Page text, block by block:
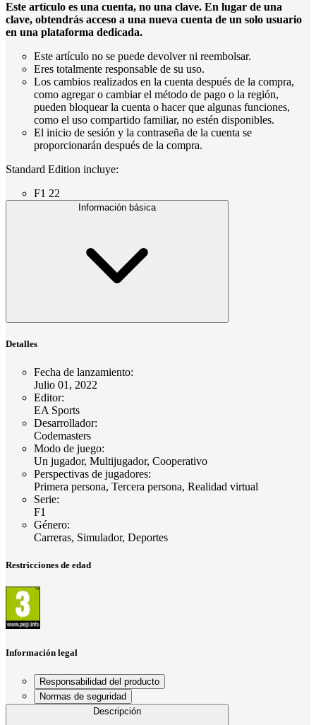
Este artículo es una cuenta, no una clave. En lugar de una
clave, obtendrás acceso a una nueva cuenta de un solo usuario
en una plataforma dedicada.
Este artículo no se puede devolver ni reembolsar.
Eres totalmente responsable de su uso.
Los cambios realizados en la cuenta después de la compra,
como agregar o cambiar el método de pago o la región,
pueden bloquear la cuenta o hacer que algunas funciones,
como el uso compartido familiar, no estén disponibles.
El inicio de sesión y la contraseña de la cuenta se
proporcionarán después de la compra.
Standard Edition incluye:
F1 22
Información básica
Detalles
Fecha de lanzamiento:
Julio 01, 2022
Editor:
EA Sports
Desarrollador:
Codemasters
Modo de juego:
Un jugador, Multijugador, Cooperativo
Perspectivas de jugadores:
Primera persona, Tercera persona, Realidad virtual
Serie:
F1
Género:
Carreras, Simulador, Deportes
Restricciones de edad
Información legal
Responsabilidad del producto
Normas de seguridad
Descripción